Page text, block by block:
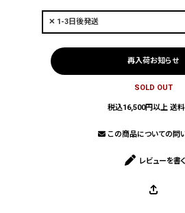
再入荷お知らせ
SOLD OUT
税込16,500円以上 送
この商品についての問
レビューを書く